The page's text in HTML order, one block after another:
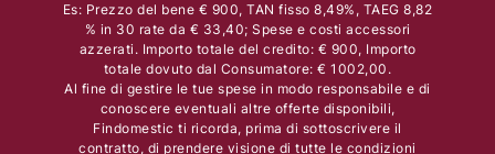
Es: Prezzo del bene € 900, TAN fisso 8,49%, TAEG 8,82
% in 30 rate da € 33,40; Spese e costi accessori
azzerati. Importo totale del credito: € 900, Importo
totale dovuto dal Consumatore: € 1002,00.
Al fine di gestire le tue spese in modo responsabile e di
conoscere eventuali altre offerte disponibili,
Findomestic ti ricorda, prima di sottoscrivere il
contratto, di prendere visione di tutte le condizioni